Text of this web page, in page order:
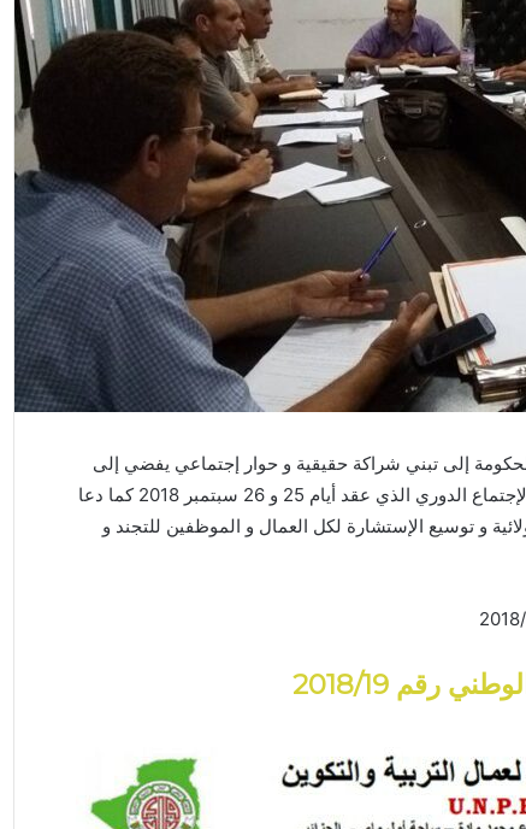
إلى تبني شراكة حقيقية و حوار إجتماعي يفضي إلى
حلول عملية لمختلف الملفات المطروحة وذلك خلال الإجتماع الدوري الذي عقد أيام 25 و 26 سبتمبر 2018 كما دعا
و توسيع الإستشارة لكل العمال و الموظفين للتجند و
الوطني رقم 2018/19